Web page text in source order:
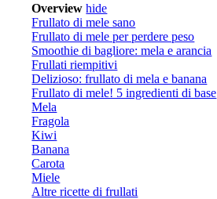
Overview hide
Frullato di mele sano
Frullato di mele per perdere peso
Smoothie di bagliore: mela e arancia
Frullati riempitivi
Delizioso: frullato di mela e banana
Frullato di mele! 5 ingredienti di base
Mela
Fragola
Kiwi
Banana
Carota
Miele
Altre ricette di frullati